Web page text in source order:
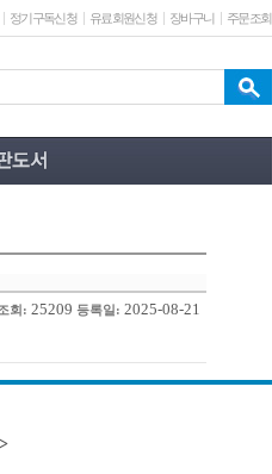
정기구독신청 유료회원신청 장바구니 주문조회
회: 25209 등록일: 2025-08-21